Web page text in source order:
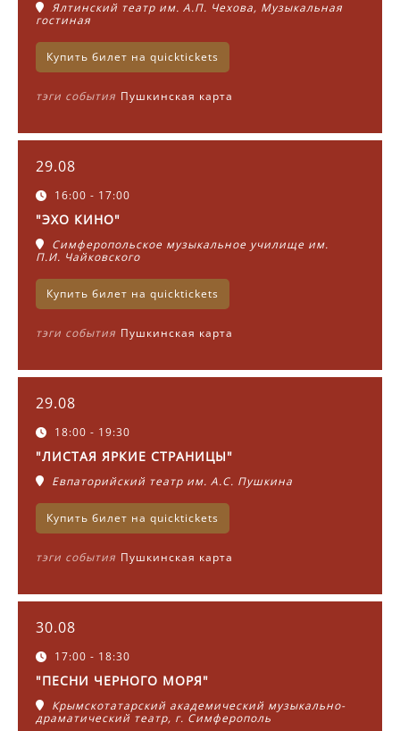
Ялтинский театр им. А.П. Чехова, Музыкальная
гостиная
Купить билет на quicktickets
тэги события Пушкинская карта
29.08
16:00 - 17:00
"ЭХО КИНО"
Симферопольское музыкальное училище им.
П.И. Чайковского
Купить билет на quicktickets
тэги события Пушкинская карта
29.08
18:00 - 19:30
"ЛИСТАЯ ЯРКИЕ СТРАНИЦЫ"
Евпаторийский театр им. А.С. Пушкина
Купить билет на quicktickets
тэги события Пушкинская карта
30.08
17:00 - 18:30
"ПЕСНИ ЧЕРНОГО МОРЯ"
Крымскотатарский академический музыкально-
драматический театр, г. Симферополь